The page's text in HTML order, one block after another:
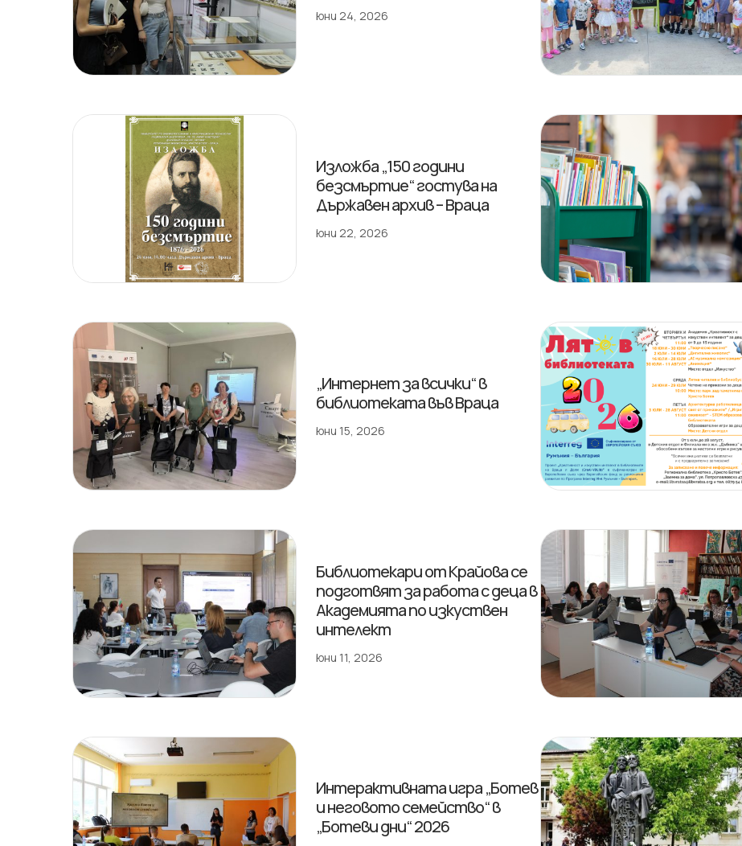
юни 24, 2026
Изложба „150 години
безсмъртие“ гостува на
Държавен архив – Враца
юни 22, 2026
„Интернет за всички“ в
библиотеката във Враца
юни 15, 2026
Библиотекари от Крайова се
подготвят за работа с деца в
Академията по изкуствен
интелект
юни 11, 2026
Интерактивната игра „Ботев
и неговото семейство“ в
„Ботеви дни“ 2026